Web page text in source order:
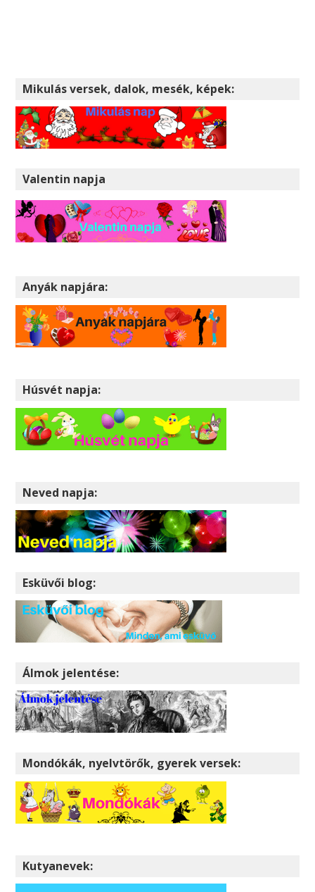
Mikulás versek, dalok, mesék, képek:
Valentin napja
Anyák napjára:
Húsvét napja:
Neved napja:
Esküvői blog:
Álmok jelentése:
Mondókák, nyelvtörők, gyerek versek:
Kutyanevek: